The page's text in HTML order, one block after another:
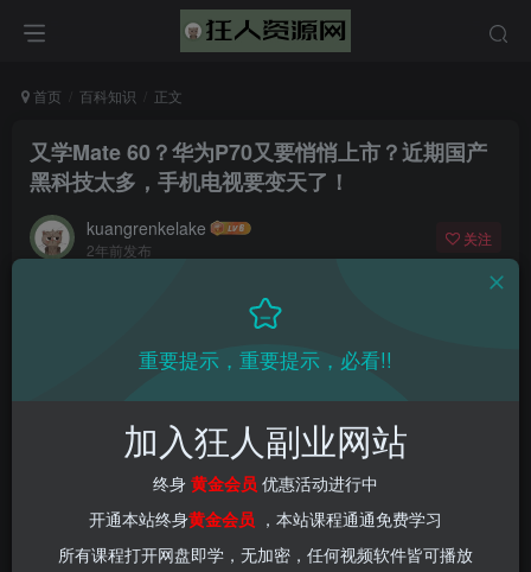
首页 百科知识 正文
又学Mate 60？华为P70又要悄悄上市？近期国产
黑科技太多，手机电视要变天了！
kuangrenkelake
2年前发布
关注
重要提示，重要提示，必看!!
加入狂人副业网站
终身 黄金会员 优惠活动进行中
开通本站终身黄金会员 ，本站课程通通免费学习
所有课程打开网盘即学，无加密，任何视频软件皆可播放